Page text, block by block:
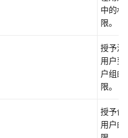
中的权
限。
授予添
用户到
户组的
限。
授予创
用户的